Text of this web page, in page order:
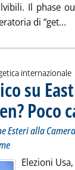
Il phase
di “get...
internazionale
su
Poco
Esteri alla
Elezioni